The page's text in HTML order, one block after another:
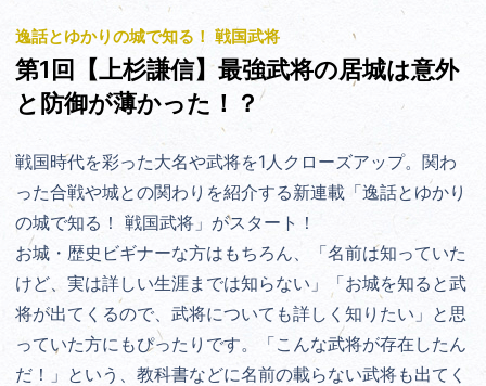
逸話とゆかりの城で知る！ 戦国武将
第1回【上杉謙信】最強武将の居城は意外
と防御が薄かった！？
戦国時代を彩った大名や武将を1人クローズアップ。関わ
った合戦や城との関わりを紹介する新連載「逸話とゆかり
の城で知る！ 戦国武将」がスタート！
お城・歴史ビギナーな方はもちろん、「名前は知っていた
けど、実は詳しい生涯までは知らない」「お城を知ると武
将が出てくるので、武将についても詳しく知りたい」と思
っていた方にもぴったりです。「こんな武将が存在したん
だ！」という、教科書などに名前の載らない武将も出てく